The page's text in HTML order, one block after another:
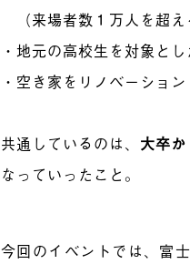
（来場者数１万人を超え
・地元の高校生を対象と
・空き家をリノベーショ
共通しているのは、 大卒
なっていったこと。
今回のイベントでは、富